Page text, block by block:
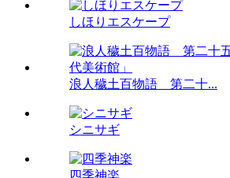
しほりエスケープ
浪人穢土百物語 第二十...
シニサギ